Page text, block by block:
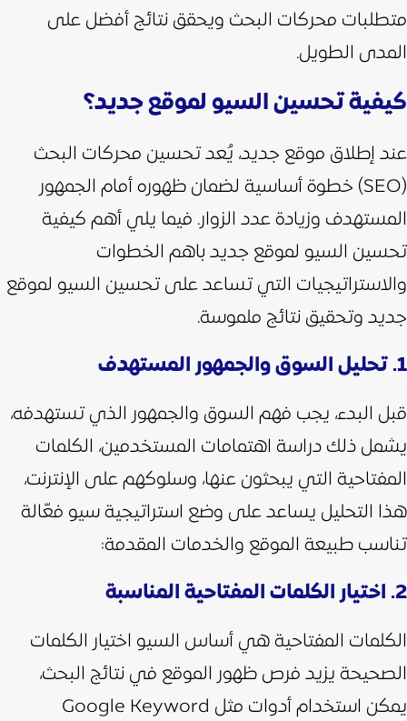
متطلبات محركات البحث ويحقق نتائج أفضل على
المدى الطويل.
كيفية تحسين السيو لموقع جديد؟
عند إطلاق موقع جديد، يُعد تحسين محركات البحث
(SEO) خطوة أساسية لضمان ظهوره أمام الجمهور
المستهدف وزيادة عدد الزوار. فيما يلي أهم كيفية
تحسين السيو لموقع جديد باهم الخطوات
والاستراتيجيات التي تساعد على تحسين السيو لموقع
جديد وتحقيق نتائج ملموسة.
1. تحليل السوق والجمهور المستهدف
قبل البدء، يجب فهم السوق والجمهور الذي تستهدفه،
يشمل ذلك دراسة اهتمامات المستخدمين، الكلمات
المفتاحية التي يبحثون عنها، وسلوكهم على الإنترنت،
هذا التحليل يساعد على وضع استراتيجية سيو فعّالة
تناسب طبيعة الموقع والخدمات المقدمة:
2. اختيار الكلمات المفتاحية المناسبة
الكلمات المفتاحية هي أساس السيو اختيار الكلمات
الصحيحة يزيد فرص ظهور الموقع في نتائج البحث،
يمكن استخدام أدوات مثل Google Keyword